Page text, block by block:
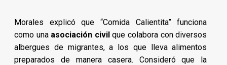
Morales explicó que “Comida Calientita” funciona
como una asociación civilque colabora con diversos
albergues de migrantes, a los que lleva alimentos
preparados de manera casera. Consideró que la